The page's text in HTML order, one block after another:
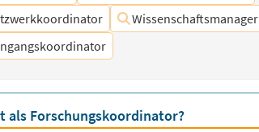
Wissenschaftsmanager
als Forschungskoordinator?